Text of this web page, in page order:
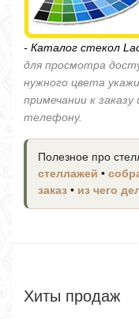
- Каталог стекол
для просмотра
нужного цвета
примечании к
телефону.
Полезное про
стеллажей •
заказ • из чего
Хиты продаж